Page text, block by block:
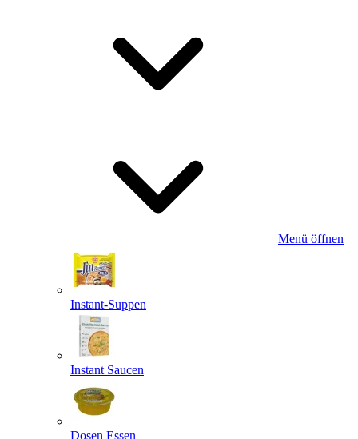
Menü öffnen
Instant-Suppen
Instant Saucen
Dosen Essen